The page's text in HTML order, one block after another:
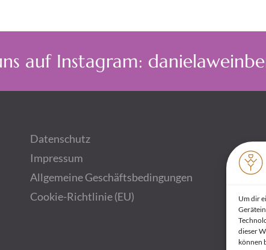
Um dir
dieser
können
auf Instagram:
Datenschutz
Impressum
Allgemeine Geschäftsbedingungen
Cookie-Richtlinie (EU)